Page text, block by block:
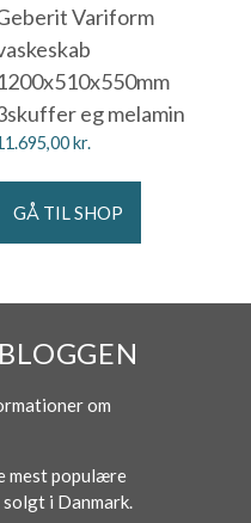
Variform
eg melamin
kr.
GÅ TIL SHOP
om
mest populære
i Danmark.